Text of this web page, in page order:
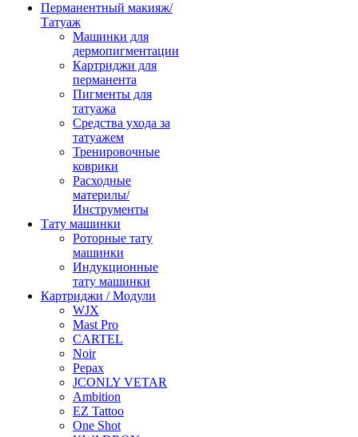
Перманентный макияж/
Татуаж
Машинки для
дермопигментации
Картриджи для
перманента
Пигменты для
татуажа
Средства ухода за
татуажем
Тренировочные
коврики
Расходные
материлы/
Инструменты
Тату машинки
Роторные тату
машинки
Индукционные
тату машинки
Картриджи / Модули
WJX
Mast Pro
CARTEL
Noir
Pepax
JCONLY VETAR
Ambition
EZ Tattoo
One Shot